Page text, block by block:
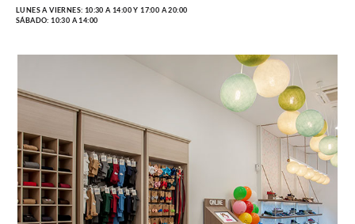
LUNES A VIERNES: 10:30 A 14:00 Y 17:00 A 20:00
SÁBADO: 10:30 A 14:00